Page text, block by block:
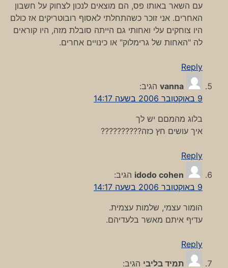
עם השאר באותו פס, הם מוצאים לנכון לצחוק על חשבון
האחרים. אני זוכר כשהתחלתי לאסוף רובוטריקים אז כולם
היו צוחקים עלי ואחותי גם הייתה סובלת מזה, היו קוראים
לה "האחות של גרימלוק" או כינויים אחרים.
Reply
vanna הגיב:
9 באוקטובר 2006 בשעה 14:17
בלוג מהמםם יש לך
איך עושים חץ כזה??????????
Reply
idodo cohen הגיב:
9 באוקטובר 2006 בשעה 14:17
הומור עצמי, שלמות עצמית.
עדיף איתם מאשר בלעדיהם.
Reply
תמיד בליבי הגיב: